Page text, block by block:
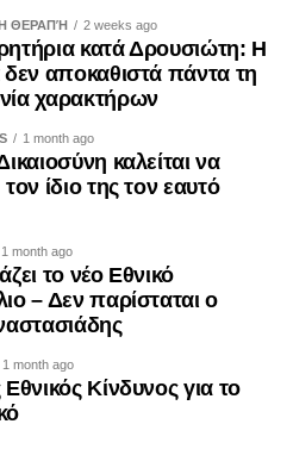
ΘΕΡΑΠΉ 2 weeks ago
κατά Δρουσιώτη: Η
δεν αποκαθιστά πάντα τη
χαρακτήρων
1 month ago
καλείται να
ίδιο της τον εαυτό
1 month ago
το νέο Εθνικό
– Δεν παρίσταται ο
1 month ago
Κίνδυνος για το